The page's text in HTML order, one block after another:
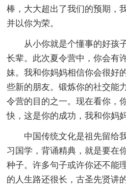
棒，大大超出了我们的预期，
并以你为荣。
从小你就是个懂事的好孩
长辈。此次夏令营中，你会有
妹。我和你妈妈相信你会很好
些新的朋友。锻炼你的社交能
令营的目的之一。现在看你，
快，这是你的成功，我和你妈
中国传统文化是祖先留给
习国学，背诵精典，就是要在
种子。许多句子或许你还不能
的人生路还很长，古圣先贤讲